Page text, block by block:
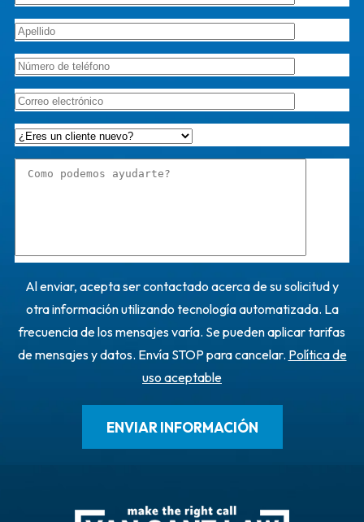
Al enviar, acepta ser contactado acerca de su solicitud y
otra información utilizando tecnología automatizada. La
frecuencia de los mensajes varía. Se pueden aplicar tarifas
de mensajes y datos. Envía STOP para cancelar. Política de
uso aceptable